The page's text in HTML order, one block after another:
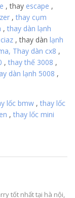
,thay escape ,
, thay cụm
, thay dàn lạnh
ciaz , thay dàn lạnh
Thay dàn cx8 ,
, thay thế 3008 ,
dàn lạnh 5008 ,
lốc bmw , thay lốc
, thay lốc mini
tốt nhất tại hà nội,